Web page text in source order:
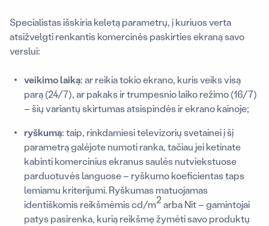
Specialistas išskiria keletą parametrų, į kuriuos verta
atsižvelgti renkantis komercinės paskirties ekraną savo
verslui:
veikimo laiką: ar reikia tokio ekrano, kuris veiks visą
parą (24/7), ar pakaks ir trumpesnio laiko režimo (16/7)
– šių variantų skirtumas atsispindės ir ekrano kainoje;
ryškumą: taip, rinkdamiesi televizorių svetainei į šį
parametrą galėjote numoti ranka, tačiau jei ketinate
kabinti komercinius ekranus saulės nutviekstuose
parduotuvės languose – ryškumo koeficientas taps
lemiamu kriterijumi. Ryškumas matuojamas
identiškomis reikšmėmis cd/m2arba Nit – gamintojai
patys pasirenka, kurią reikšmę žymėti savo produktų